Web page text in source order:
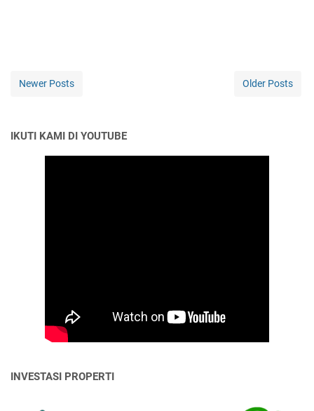
Newer Posts Older Posts
IKUTI KAMI DI YOUTUBE
INVESTASI PROPERTI